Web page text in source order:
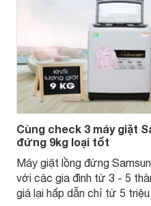
Cùng check 3 máy giặt
đứng 9kg loại tốt
Máy giặt lồng đứng
với các gia đình từ 3 - 5
giá lại hấp dẫn chỉ từ 5 triệu